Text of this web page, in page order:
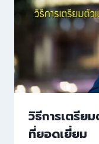
วิธีการเตรีย
ที่ยอดเยี่ยม